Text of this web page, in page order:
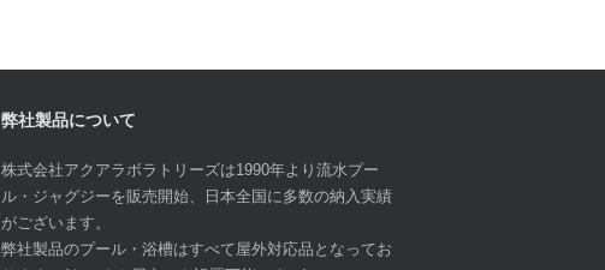
弊社製品について
株式会社アクアラボラトリーズは1990年より流水プー
ル・ジャグジーを販売開始、日本全国に多数の納入実績
がございます。
弊社製品のプール・浴槽はすべて屋外対応品となってお